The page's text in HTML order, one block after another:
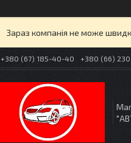
Зараз компанія не може
+380 (67) 185-40-40 +380 (66)